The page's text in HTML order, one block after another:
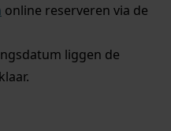
online reserveren via de
liggen de